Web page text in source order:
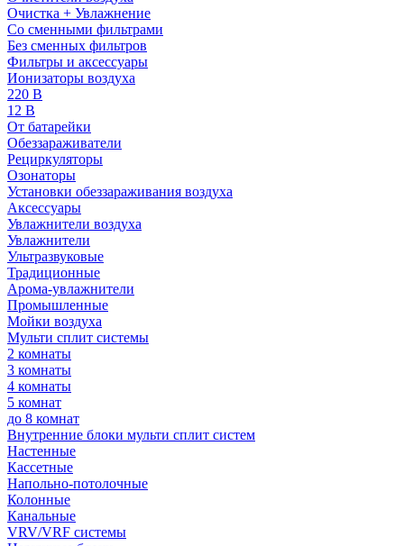
Очистка + Увлажнение
Cо сменными фильтрами
Без сменных фильтров
Фильтры и аксессуары
Ионизаторы воздуха
220 В
12 В
От батарейки
Обеззараживатели
Рециркуляторы
Озонаторы
Установки обеззараживания воздуха
Аксессуары
Увлажнители воздуха
Увлажнители
Ультразвуковые
Традиционные
Арома-увлажнители
Промышленные
Мойки воздуха
Мульти сплит системы
2 комнаты
3 комнаты
4 комнаты
5 комнат
до 8 комнат
Внутренние блоки мульти сплит систем
Настенные
Кассетные
Напольно-потолочные
Колонные
Канальные
VRV/VRF системы